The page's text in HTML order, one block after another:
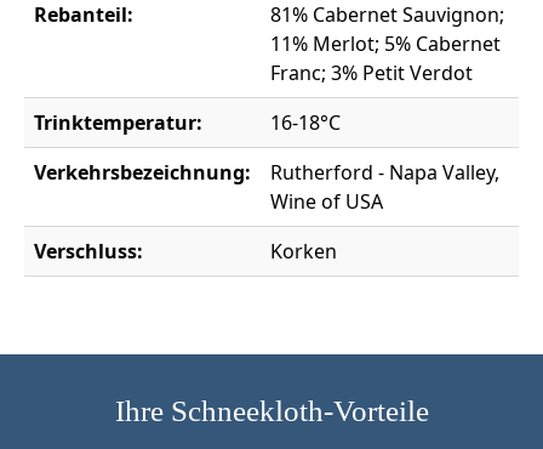
Rebanteil:
81% Cabernet Sauvignon;
11% Merlot; 5% Cabernet
Franc; 3% Petit Verdot
Trinktemperatur:
16-18°C
Verkehrsbezeichnung:
Rutherford - Napa Valley,
Wine of USA
Verschluss:
Korken
Ihre Schneekloth-Vorteile